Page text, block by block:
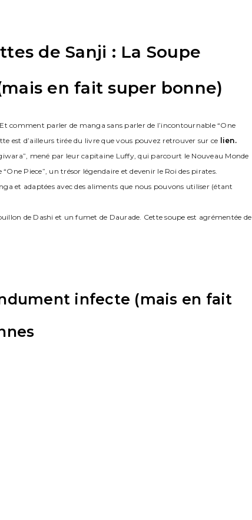
de Sanji : La Soupe
en fait super bonne)
comment parler de manga sans parler de l’incontournable “One
est d’ailleurs tirée du livre que vous pouvez retrouver sur ce lien.
mené par leur capitaine Luffy, qui parcourt le Nouveau Monde
Piece”, un trésor légendaire et devenir le Roi des pirates.
et adaptées avec des aliments que nous pouvons utiliser (étant
de Dashi et un fumet de Daurade. Cette soupe est agrémentée de
infecte (mais en fait